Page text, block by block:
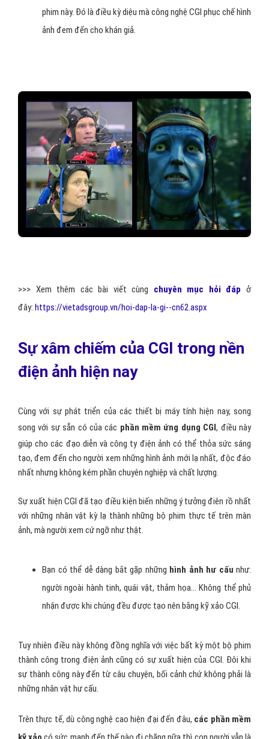
phim này. Đó là điều kỳ diệu mà công nghệ CGI phục chế hình
ảnh đem đến cho khán giả.
>>> Xem thêm các bài viết cùng chuyên mục hỏi đáp ở
đây: https://vietadsgroup.vn/hoi-dap-la-gi--cn62.aspx
Sự xâm chiếm của CGI trong nền
điện ảnh hiện nay
Cùng với sự phát triển của các thiết bị máy tính hiện nay, song
song với sự sẵn có của các phần mềm ứng dụng CGI, điều này
giúp cho các đạo diễn và công ty điện ảnh có thể thỏa sức sáng
tạo, đem đến cho người xem những hình ảnh mới lạ nhất, độc đáo
nhất nhưng không kém phần chuyên nghiệp và chất lượng.
Sự xuất hiện CGI đã tạo điều kiện biến những ý tưởng điên rồ nhất
với những nhân vật kỳ lạ thành những bộ phim thực tế trên màn
ảnh, mà người xem cứ ngỡ như thật.
Bạn có thể dễ dàng bắt gặp những hình ảnh hư cấu như:
người ngoài hành tinh, quái vật, thảm họa… Không thể phủ
nhận được khi chúng đều được tạo nên bằng kỹ xảo CGI.
Tuy nhiên điều này không đồng nghĩa với việc bất kỳ một bộ phim
thành công trong điện ảnh cũng có sự xuất hiện của CGI. Đôi khi
sự thành công này đến từ câu chuyện, bối cảnh chứ không phải là
những nhân vật hư cấu.
Trên thực tế, dù công nghệ cao hiện đại đến đâu, các phần mềm